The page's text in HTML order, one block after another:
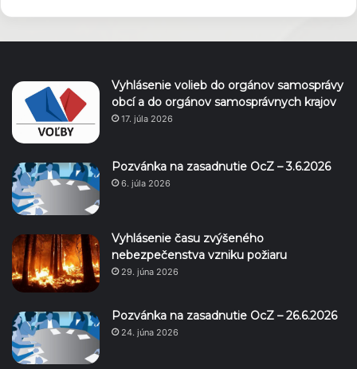
Vyhlásenie volieb do orgánov samosprávy
obcí a do orgánov samosprávnych krajov
17. júla 2026
Pozvánka na zasadnutie OcZ – 3.6.2026
6. júla 2026
Vyhlásenie času zvýšeného
nebezpečenstva vzniku požiaru
29. júna 2026
Pozvánka na zasadnutie OcZ – 26.6.2026
24. júna 2026